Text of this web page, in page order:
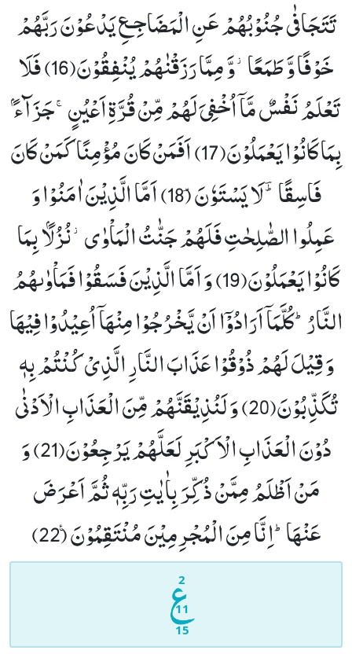
تَتَجَافٰى جُنُوْبُهُمْ عَنِ الْمَضَاجِـعِ یَدْعُوْنَ رَبَّهُمْ
خَوْفًا وَّ طَمَعًا٘-وَّ مِمَّا رَزَقْنٰهُمْ یُنْفِقُوْنَ(16)
فَلَا
تَعْلَمُ نَفْسٌ مَّاۤ اُخْفِیَ لَهُمْ مِّنْ قُرَّةِ اَعْیُنٍۚ-جَزَآءًۢ
بِمَا كَانُوْا یَعْمَلُوْنَ(17)
اَفَمَنْ كَانَ مُؤْمِنًا كَمَنْ كَانَ
فَاسِقًا ﳳ-لَا یَسْتَوٗنَؐ (18)
اَمَّا الَّذِیْنَ اٰمَنُوْا وَ
عَمِلُوا الصّٰلِحٰتِ فَلَهُمْ جَنّٰتُ الْمَاْوٰى٘-نُزُلًۢا بِمَا
كَانُوْا یَعْمَلُوْنَ(19)
وَ اَمَّا الَّذِیْنَ فَسَقُوْا فَمَاْوٰىهُمُ
النَّارُؕ-كُلَّمَاۤ اَرَادُوْۤا اَنْ یَّخْرُجُوْا مِنْهَاۤ اُعِیْدُوْا فِیْهَا
وَ قِیْلَ لَهُمْ ذُوْقُوْا عَذَابَ النَّارِ الَّذِیْ كُنْتُمْ بِهٖ
تُكَذِّبُوْنَ(20)
وَ لَنُذِیْقَنَّهُمْ مِّنَ الْعَذَابِ الْاَدْنٰى
دُوْنَ الْعَذَابِ الْاَكْبَرِ لَعَلَّهُمْ یَرْجِعُوْنَ(21)
وَ
مَنْ اَظْلَمُ مِمَّنْ ذُكِّرَ بِاٰیٰتِ رَبِّهٖ ثُمَّ اَعْرَضَ
عَنْهَاؕ-اِنَّا مِنَ الْمُجْرِمِیْنَ مُنْتَقِمُوْنَ۠ (22)
2
11
15